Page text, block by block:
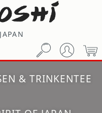
& TRINKENTEE